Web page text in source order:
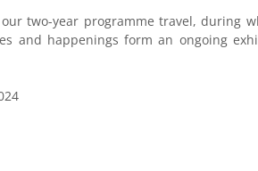
two-year programme travel, during
and happenings form an ongoing